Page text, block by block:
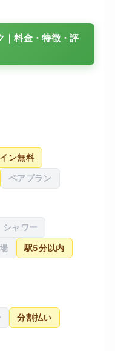
が、その分サー
変えたい人には満
｜料金・特徴・評
ン無料
ペアプラン
シャワー
駅5分以内
分割払い